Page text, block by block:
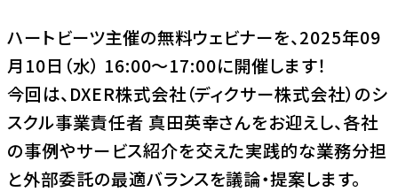
ハートビーツ主催の無料ウェビナーを、2025年09
月10日（水） 16:00〜17:00に開催します！
今回は、DXER株式会社（ディクサー株式会社）のシ
スクル事業責任者 真田英幸さんをお迎えし、各社
の事例やサービス紹介を交えた実践的な業務分担
と外部委託の最適バランスを議論・提案します。